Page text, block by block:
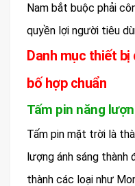
Nam bắt buộc phải
quyền lợi người tiêu
Danh mục thiết
bố hợp chuẩn
Tấm pin năng
Tấm pin mặt trời là
lượng ánh sáng
thành các loại như